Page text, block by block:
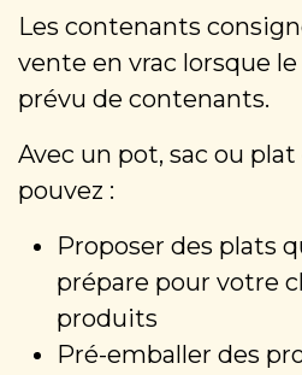
Les contenants
vente en vrac lorsque
prévu de contenants.
Avec un pot, sac ou
pouvez :
Proposer des plats
prépare pour votre
produits
Pré-emballer des